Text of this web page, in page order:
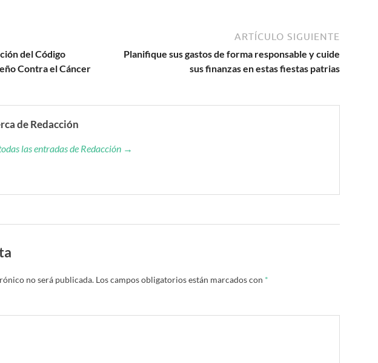
del Código
Contra el Cáncer
ARTÍCULO SIGUIENTE
Planifique sus gastos de forma responsable y cuide
sus finanzas en estas fiestas patrias
de Redacción
las entradas de Redacción →
no será publicada. Los campos obligatorios están marcados con *